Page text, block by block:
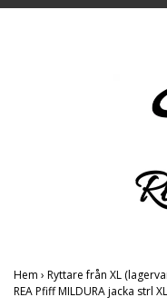
Hem › Ryttare från XL
REA Pfiff MILDURA jacka strl